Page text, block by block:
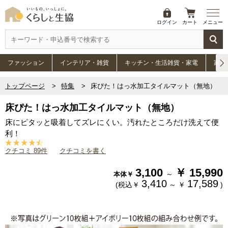
ログイン カート メニュー
ファッション インテリア・雑貨 キッチン・生活雑貨・家電 家具
トップページ 特集 床ぴた！はっ水加工タイルマット（無地）
床ぴた！はっ水加工タイルマット（無地）
床にピタッと吸着してズレにくい。汚れたところだけ洗えて便
利！
クチコミ 89件 クチコミを書く
本体￥ 3,100 ～ ￥ 15,990
(税込￥ 3,410 ～ ￥ 17,589 )